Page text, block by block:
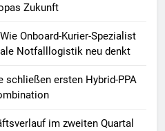
Zukunft
Onboard-Kurier-Spezialist
Notfalllogistik neu denkt
schließen ersten Hybrid-PPA
im zweiten Quartal